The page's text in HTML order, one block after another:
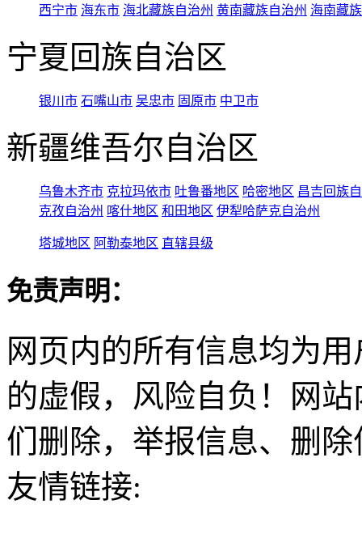
西宁市 海东市 海北藏族自治州 黄南藏族自治州 海南藏
宁夏回族自治区
银川市 石嘴山市 吴忠市 固原市 中卫市
新疆维吾尔自治区
乌鲁木齐市 克拉玛依市 吐鲁番地区 哈密地区 昌吉回族
克孜自治州 喀什地区 和田地区 伊犁哈萨克自治州
塔城地区 阿勒泰地区 直辖县级
免责声明：
网页内的所有信息均为
的虚假，风险自负！网
们删除，举报信息、删
友情链接: